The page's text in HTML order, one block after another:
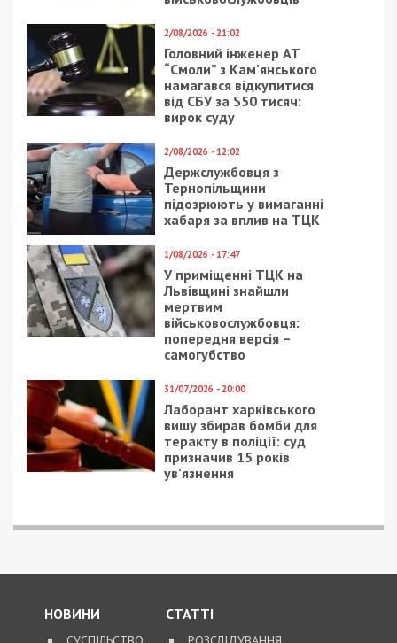
Підозра та запобіжний захід
Посадовцю повідомлено про підозру за ч. 3 ст.
368 КК України (вимагання та одержання
неправомірної вигоди). Суд уже обрав йому
запобіжний захід – тримання під вартою з
відсторонили від займаної посади.
Санкція статті передбачає до 10 років
позбавлення волі з конфіскацією майна. Слідство
також перевіряє причетність інших співробітників
Держгеокадастру до цієї корупційної схеми.
колишні керівники Держгеокадастру Полтавщини
приватизацію 100 га землі у нацпарку
Facebook
Telegram
Twitter
WhatsApp
ViberEmail